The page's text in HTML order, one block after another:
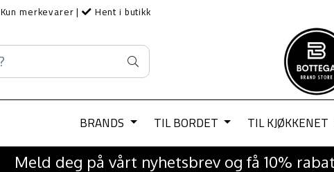
Kun merkevarer | Hent i butikk
BRANDS TIL BORDET TIL KJØKKENET
Meld deg på vårt nyhetsbrev og få 10%